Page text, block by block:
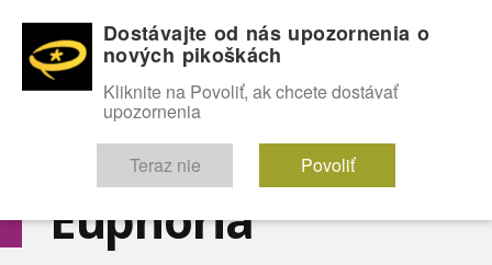
OMG! SEXICE
Euphoria
Dostávajte od nás upozornenia o
nových pikoškách
Kliknite na Povoliť, ak chcete dostávať
upozornenia
Teraz nie Povoliť